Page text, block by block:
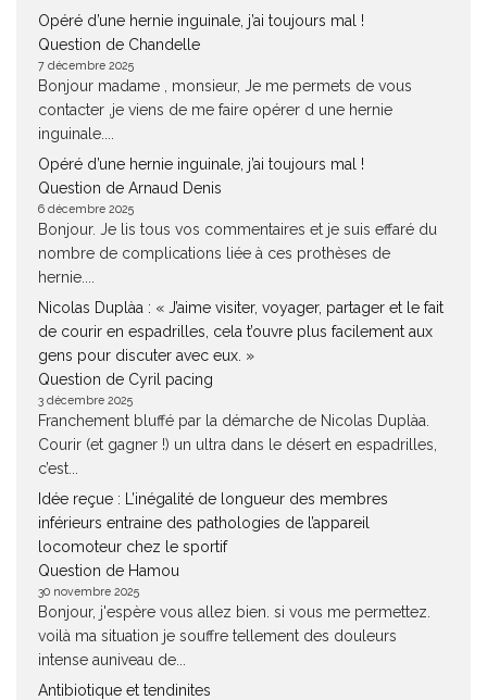
Opéré d’une hernie inguinale, j’ai toujours mal !
Question de Chandelle
7 décembre 2025
Bonjour madame , monsieur, Je me permets de vous
contacter ,je viens de me faire opérer d une hernie
inguinale....
Opéré d’une hernie inguinale, j’ai toujours mal !
Question de Arnaud Denis
6 décembre 2025
Bonjour. Je lis tous vos commentaires et je suis effaré du
nombre de complications liée à ces prothèses de
hernie....
Nicolas Duplàa : « J’aime visiter, voyager, partager et le fait
de courir en espadrilles, cela t’ouvre plus facilement aux
gens pour discuter avec eux. »
Question de Cyril pacing
3 décembre 2025
Franchement bluffé par la démarche de Nicolas Duplàa.
Courir (et gagner !) un ultra dans le désert en espadrilles,
c’est...
Idée reçue : L’inégalité de longueur des membres
inférieurs entraine des pathologies de l’appareil
locomoteur chez le sportif
Question de Hamou
30 novembre 2025
Bonjour, j'espère vous allez bien. si vous me permettez.
voilà ma situation je souffre tellement des douleurs
intense auniveau de...
Antibiotique et tendinites